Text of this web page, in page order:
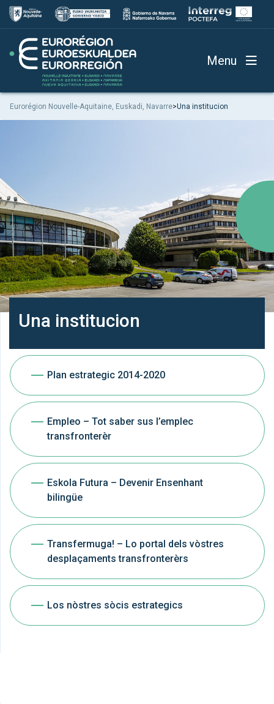
Menu
Eurorégion Nouvelle-Aquitaine, Euskadi, Navarre>Una institucion
Una institucion
Plan estrategic 2014-2020
Empleo – Tot saber sus l’emplec
transfronterèr
Eskola Futura – Devenir Ensenhant
bilingüe
Transfermuga! – Lo portal dels vòstres
desplaçaments transfronterèrs
Los nòstres sòcis estrategics